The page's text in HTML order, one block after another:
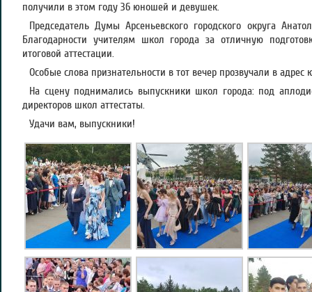
получили в этом году 36 юношей и девушек.
Председатель Думы Арсеньевского городского округа
Благодарности учителям школ города за отличную
итоговой аттестации.
Особые слова признательности в тот вечер прозвучали в адрес
На сцену поднимались выпускники школ города: под
директоров школ аттестаты.
Удачи вам, выпускники!